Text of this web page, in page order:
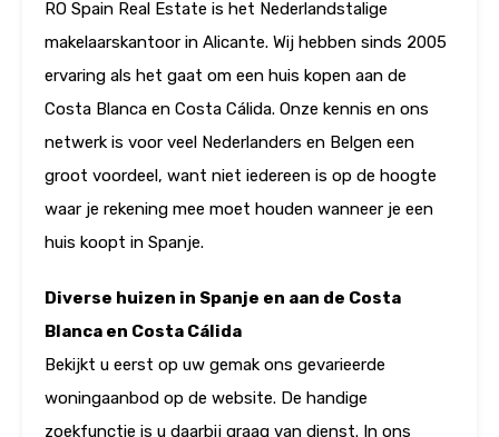
RO Spain Real Estate is het Nederlandstalige
makelaarskantoor in Alicante. Wij hebben sinds 2005
ervaring als het gaat om een huis kopen aan de
Costa Blanca en Costa Cálida. Onze kennis en ons
netwerk is voor veel Nederlanders en Belgen een
groot voordeel, want niet iedereen is op de hoogte
waar je rekening mee moet houden wanneer je een
huis koopt in Spanje.
Diverse huizen in Spanje en aan de Costa
Blanca en Costa Cálida
Bekijkt u eerst op uw gemak ons gevarieerde
woningaanbod op de website. De handige
zoekfunctie is u daarbij graag van dienst. In ons